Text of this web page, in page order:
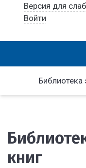
Версия для
Войти
Библиотека
книг